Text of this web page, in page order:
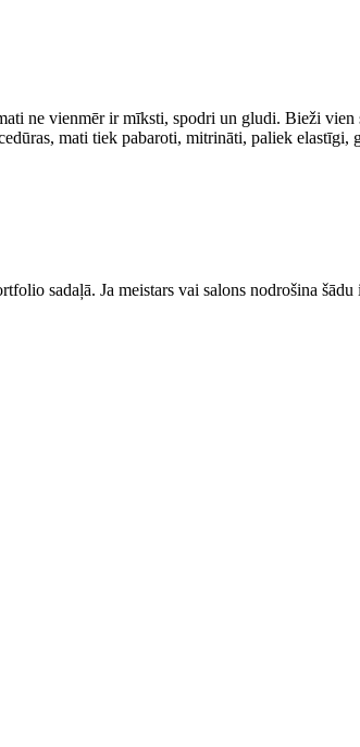
ne vienmēr ir mīksti, spodri un gludi. Bieži
mati tiek pabaroti, mitrināti, paliek
sadaļā. Ja meistars vai salons nodrošina